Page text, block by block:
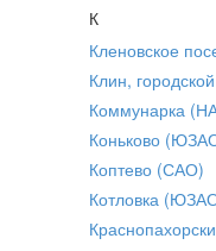
К
Кленовское
Клин,
Коммунарка
Коньково
Коптево (САО)
Котловка